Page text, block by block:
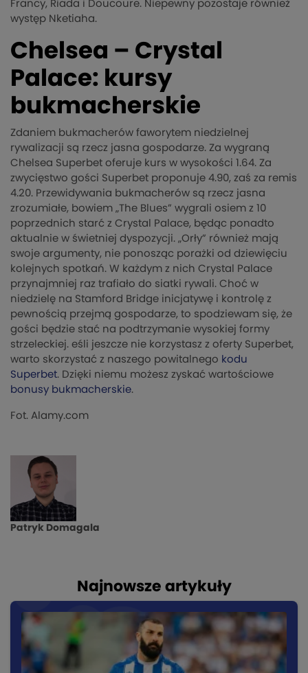
Francy, Riada i Doucoure. Niepewny pozostaje również
występ Nketiaha.
Chelsea – Crystal
Palace: kursy
bukmacherskie
Zdaniem bukmacherów faworytem niedzielnej
rywalizacji są rzecz jasna gospodarze. Za wygraną
Chelsea Superbet oferuje kurs w wysokości 1.64. Za
zwycięstwo gości Superbet proponuje 4.90, zaś za remis
4.20. Przewidywania bukmacherów są rzecz jasna
zrozumiałe, bowiem „The Blues” wygrali osiem z 10
poprzednich starć z Crystal Palace, będąc ponadto
aktualnie w świetniej dyspozycji. „Orły” również mają
swoje argumenty, nie ponosząc porażki od dziewięciu
kolejnych spotkań. W każdym z nich Crystal Palace
przynajmniej raz trafiało do siatki rywali. Choć w
niedzielę na Stamford Bridge inicjatywę i kontrolę z
pewnością przejmą gospodarze, to spodziewam się, że
gości będzie stać na podtrzymanie wysokiej formy
strzeleckiej. eśli jeszcze nie korzystasz z oferty Superbet,
warto skorzystać z naszego powitalnego kodu
Superbet. Dzięki niemu możesz zyskać wartościowe
bonusy bukmacherskie.
Fot. Alamy.com
Patryk Domagala
Najnowsze artykuły